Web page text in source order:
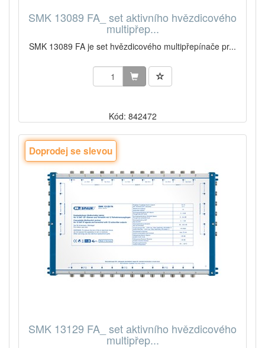
SMK 13089 FA_ set aktivního hvězdicového
multipřep...
SMK 13089 FA je set hvězdicového multipřepínače pr...
Kód: 842472
Doprodej se slevou
SMK 13129 FA_ set aktivního hvězdicového
multipřep...